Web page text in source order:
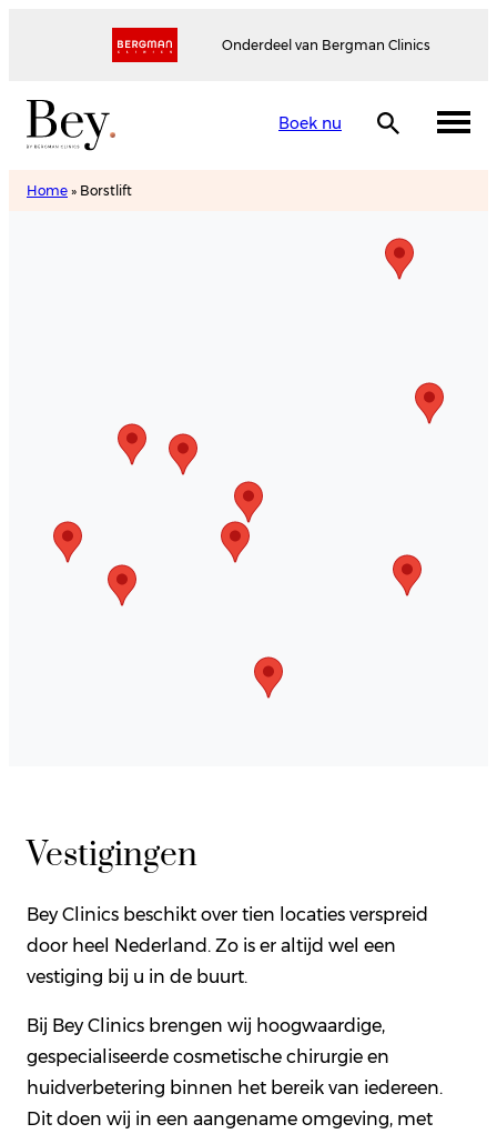
Onderdeel van Bergman Clinics
Boek nu
Home » Borstlift
Vestigingen
Bey Clinics beschikt over tien locaties verspreid
door heel Nederland. Zo is er altijd wel een
vestiging bij u in de buurt.
Bij Bey Clinics brengen wij hoogwaardige,
gespecialiseerde cosmetische chirurgie en
huidverbetering binnen het bereik van iedereen.
Dit doen wij in een aangename omgeving, met